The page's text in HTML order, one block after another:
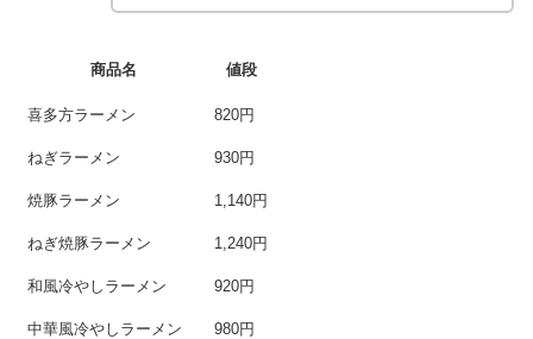
商品名 値段
喜多方ラーメン 820円
ねぎラーメン 930円
焼豚ラーメン 1,140円
ねぎ焼豚ラーメン 1,240円
和風冷やしラーメン 920円
中華風冷やしラーメン 980円